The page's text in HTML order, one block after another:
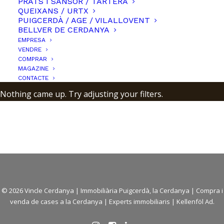
QUEIXANS / URTX
PUIGCERDÀ / AGE / VILALLOVENT
BELLVER DE CERDANYA
EMPRESA
VENDRE
COMPRAR
MAGAZINE
CONTACTE
CLEAR ALL
Nothing came up. Try adjusting your filters.
© 2026 Vincle Cerdanya | Immobiliària Puigcerdà, la Cerdanya | Compra i
venda de cases a la Cerdanya | Experts immobiliaris | Kellenföl Ad.